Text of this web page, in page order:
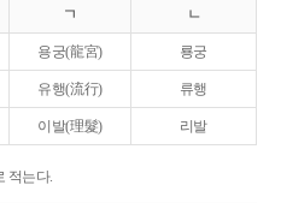
ㄱ ㄴ
용궁(龍宮) 룡궁
유행(流行) 류행
이발(理髮) 리발
적는다.